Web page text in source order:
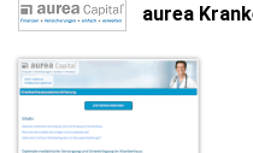
aurea